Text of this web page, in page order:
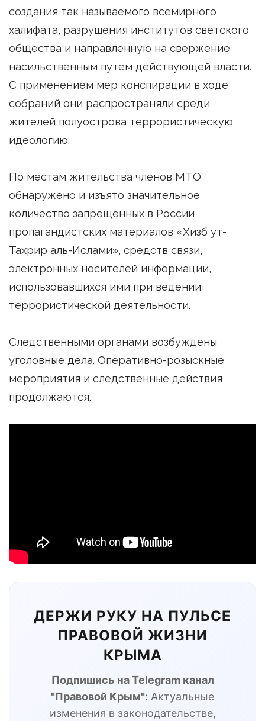
создания так называемого всемирного
халифата, разрушения институтов светского
общества и направленную на свержение
насильственным путем действующей власти.
С применением мер конспирации в ходе
собраний они распространяли среди
жителей полуострова террористическую
идеологию.
По местам жительства членов МТО
обнаружено и изъято значительное
количество запрещенных в России
пропагандистских материалов «Хизб ут-
Тахрир аль-Ислами», средств связи,
электронных носителей информации,
использовавшихся ими при ведении
террористической деятельности.
Следственными органами возбуждены
уголовные дела. Оперативно-розыскные
мероприятия и следственные действия
продолжаются.
ДЕРЖИ РУКУ НА ПУЛЬСЕ
ПРАВОВОЙ ЖИЗНИ
КРЫМА
Подпишись на Telegram канал
"Правовой Крым": Актуальные
изменения в законодательстве,